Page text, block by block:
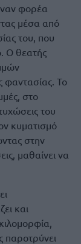
φορέα
μέσα από
του, που
Ο θεατής
φαντασίας. Το
στο
του
κυματισμό
στην
μαθαίνει να
και
παροτρύνει